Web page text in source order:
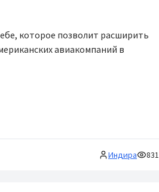
которое позволит расширить
авиакомпаний в
Индира 831